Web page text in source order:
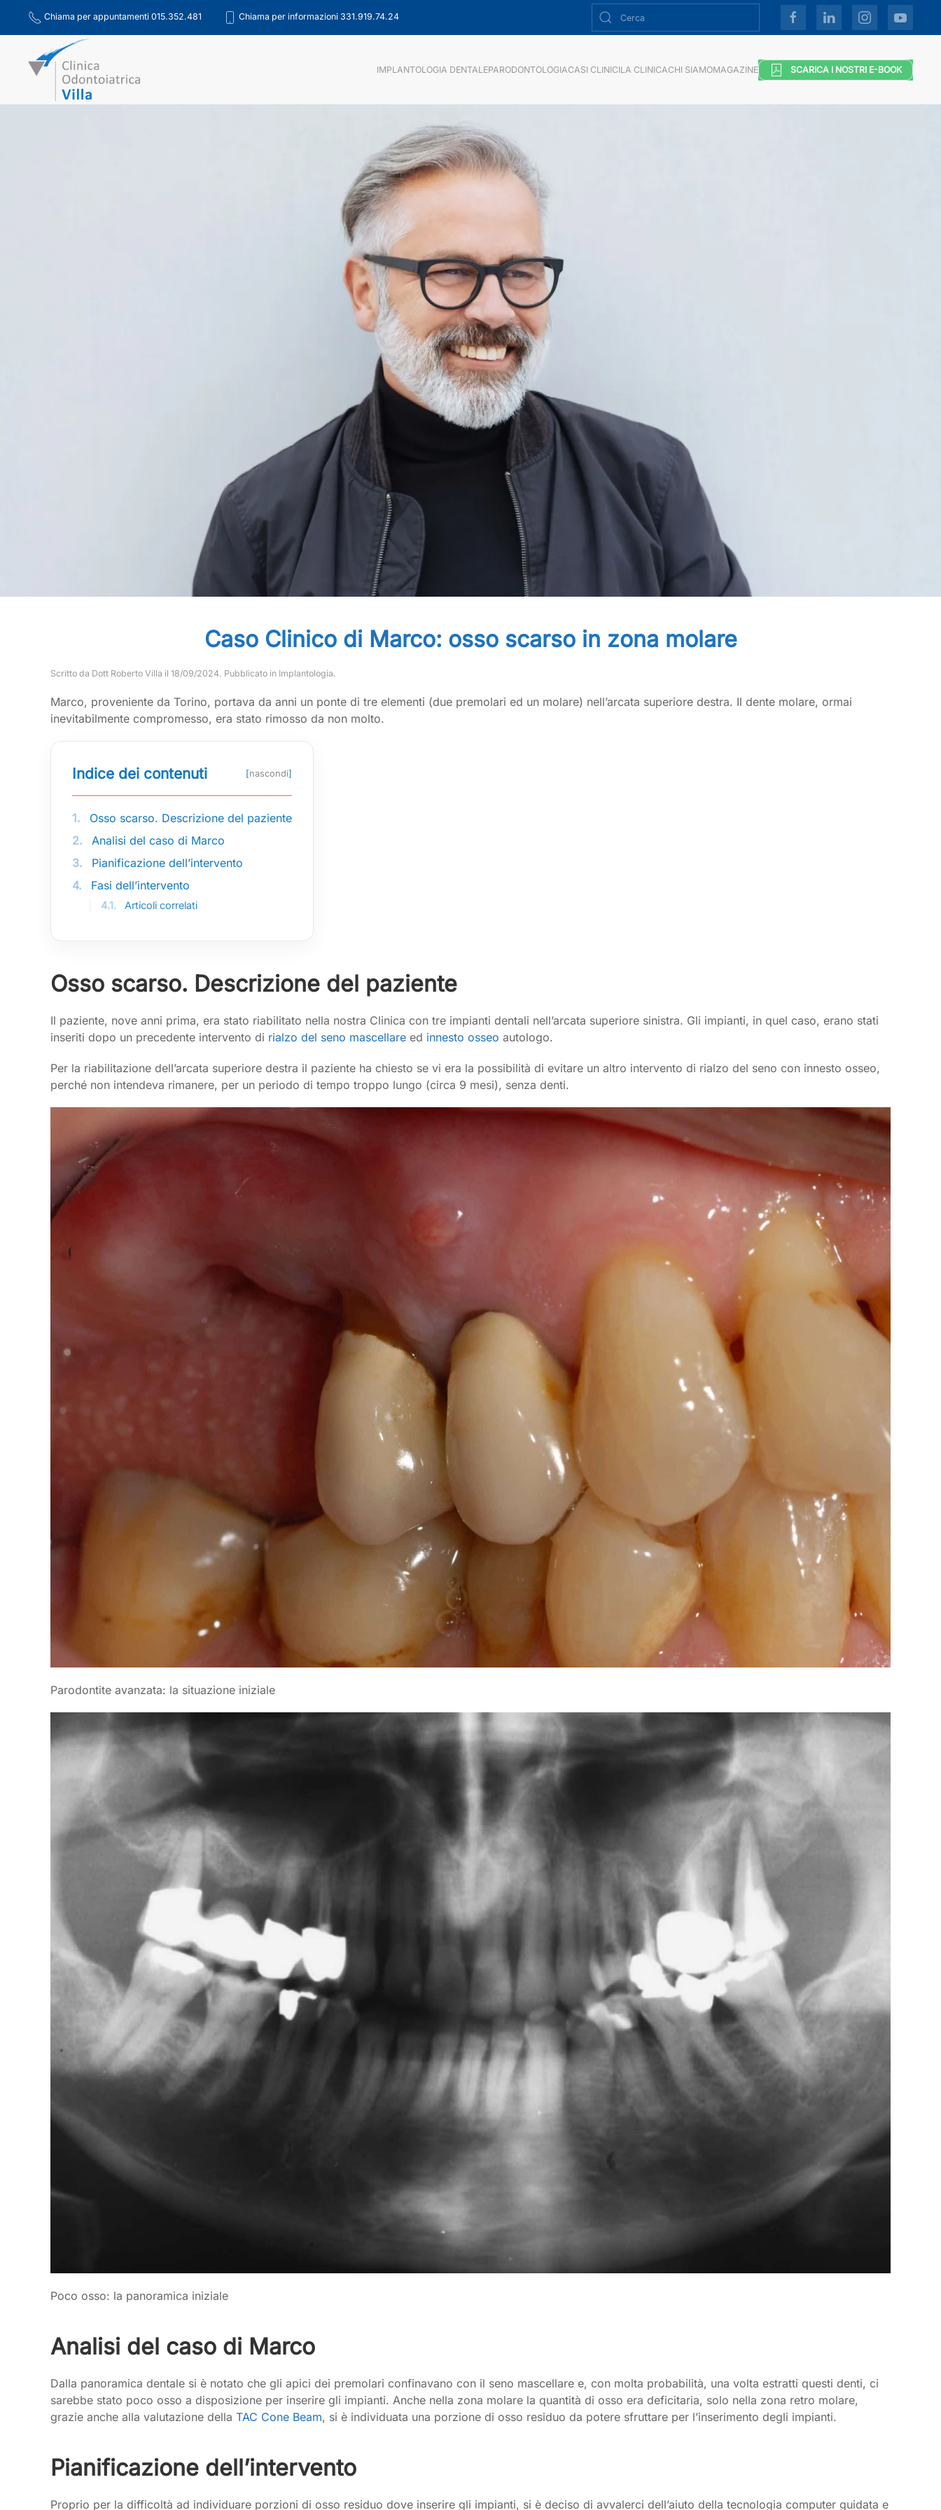
Skip to main content
Chiama per appuntamenti 015.352.481 Chiama per informazioni 331.919.74.24
IMPLANTOLOGIA DENTALEPARODONTOLOGIACASI CLINICILA CLINICACHI SIAMOMAGAZINE SCARICA I NOSTRI E-BOOK
Caso Clinico di Marco: osso scarso in zona molare
Scritto da Dott Roberto Villa il 18/09/2024. Pubblicato in Implantologia.
Marco, proveniente da Torino, portava da anni un ponte di tre elementi (due premolari ed un molare) nell’arcata superiore destra. Il dente molare, ormai
inevitabilmente compromesso, era stato rimosso da non molto.
Indice dei contenuti [nascondi]
1.
Osso scarso. Descrizione del paziente
2.
Analisi del caso di Marco
3.
Pianificazione dell’intervento
4.
Fasi dell’intervento
4.1. Articoli correlati
Osso scarso. Descrizione del paziente
Il paziente, nove anni prima, era stato riabilitato nella nostra Clinica con tre impianti dentali nell’arcata superiore sinistra. Gli impianti, in quel caso, erano stati
inseriti dopo un precedente intervento di rialzo del seno mascellare ed innesto osseo autologo.
Per la riabilitazione dell’arcata superiore destra il paziente ha chiesto se vi era la possibilità di evitare un altro intervento di rialzo del seno con innesto osseo,
perché non intendeva rimanere, per un periodo di tempo troppo lungo (circa 9 mesi), senza denti.
Parodontite avanzata: la situazione iniziale
Poco osso: la panoramica iniziale
Analisi del caso di Marco
Dalla panoramica dentale si è notato che gli apici dei premolari confinavano con il seno mascellare e, con molta probabilità, una volta estratti questi denti, ci
sarebbe stato poco osso a disposizione per inserire gli impianti. Anche nella zona molare la quantità di osso era deficitaria, solo nella zona retro molare,
grazie anche alla valutazione della TAC Cone Beam, si è individuata una porzione di osso residuo da potere sfruttare per l’inserimento degli impianti.
Pianificazione dell’intervento
Proprio per la difficoltà ad individuare porzioni di osso residuo dove inserire gli impianti, si è deciso di avvalerci dell’aiuto della tecnologia computer guidata e